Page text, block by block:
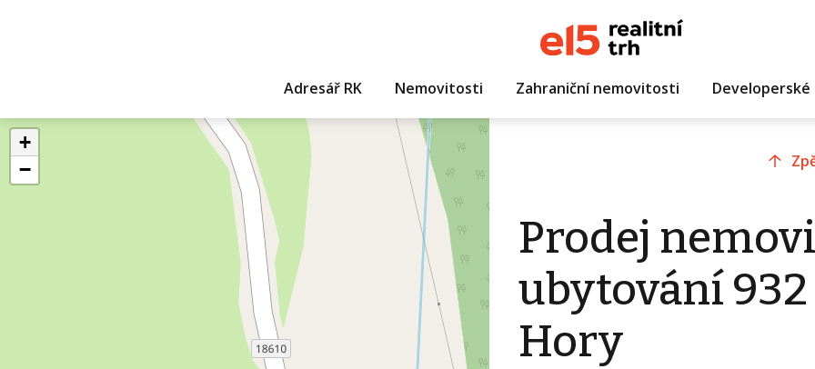
Adresář RK Nemovitosti Zahraniční nemovitosti
+
−
Prodej
ubytování 932
Hory